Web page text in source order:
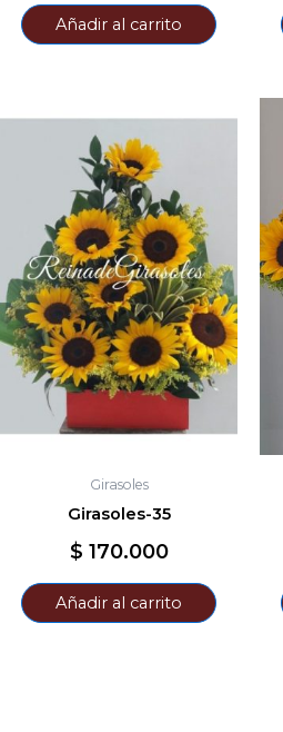
Añadir al carrito
Girasoles
Girasoles-35
$ 170.000
Añadir al carrito